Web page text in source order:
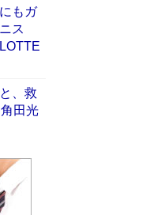
えた
海のほ
もガ
ス
、救
田光